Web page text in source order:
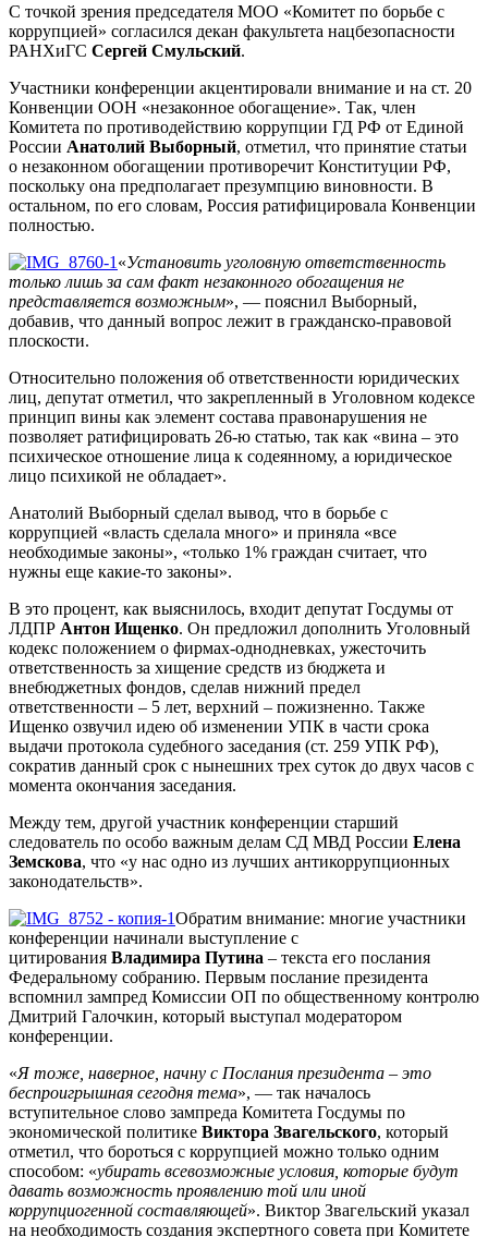
С точкой зрения председателя МОО «Комитет по борьбе с
коррупцией» согласился декан факультета нацбезопасности
РАНХиГС Сергей Смульский.
Участники конференции акцентировали внимание и на ст. 20
Конвенции ООН «незаконное обогащение». Так, член
Комитета по противодействию коррупции ГД РФ от Единой
России Анатолий Выборный, отметил, что принятие статьи
о незаконном обогащении противоречит Конституции РФ,
поскольку она предполагает презумпцию виновности. В
остальном, по его словам, Россия ратифицировала Конвенции
полностью.
«Установить уголовную ответственность
только лишь за сам факт незаконного обогащения не
представляется возможным», — пояснил Выборный,
добавив, что данный вопрос лежит в гражданско-правовой
плоскости.
Относительно положения об ответственности юридических
лиц, депутат отметил, что закрепленный в Уголовном кодексе
принцип вины как элемент состава правонарушения не
позволяет ратифицировать 26-ю статью, так как «вина – это
психическое отношение лица к содеянному, а юридическое
лицо психикой не обладает».
Анатолий Выборный сделал вывод, что в борьбе с
коррупцией «власть сделала много» и приняла «все
необходимые законы», «только 1% граждан считает, что
нужны еще какие-то законы».
В это процент, как выяснилось, входит депутат Госдумы от
ЛДПР Антон Ищенко. Он предложил дополнить Уголовный
кодекс положением о фирмах-однодневках, ужесточить
ответственность за хищение средств из бюджета и
внебюджетных фондов, сделав нижний предел
ответственности – 5 лет, верхний – пожизненно. Также
Ищенко озвучил идею об изменении УПК в части срока
выдачи протокола судебного заседания (ст. 259 УПК РФ),
сократив данный срок с нынешних трех суток до двух часов с
момента окончания заседания.
Между тем, другой участник конференции старший
следователь по особо важным делам СД МВД России Елена
Земскова, что «у нас одно из лучших антикоррупционных
законодательств».
Обратим внимание: многие участники
конференции начинали выступление с
цитирования Владимира Путина – текста его послания
Федеральному собранию. Первым послание президента
вспомнил зампред Комиссии ОП по общественному контролю
Дмитрий Галочкин, который выступал модератором
конференции.
«Я тоже, наверное, начну с Послания президента – это
беспроигрышная сегодня тема», — так началось
вступительное слово зампреда Комитета Госдумы по
экономической политике Виктора Звагельского, который
отметил, что бороться с коррупцией можно только одним
способом: «убирать всевозможные условия, которые будут
давать возможность проявлению той или иной
коррупциогенной составляющей». Виктор Звагельский указал
на необходимость создания экспертного совета при Комитете